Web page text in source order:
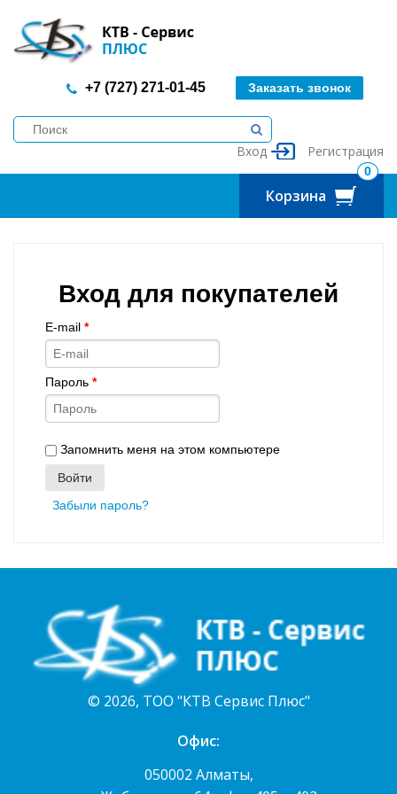
+7 (727) 271-01-45 Заказать звонок
Вход Регистрация
Корзина
0
Вход для покупателей
E-mail *
Пароль *
Запомнить меня на этом компьютере
Войти
Забыли пароль?
© 2026, ТОО "КТВ Сервис Плюс"
Офис:
050002 Алматы,